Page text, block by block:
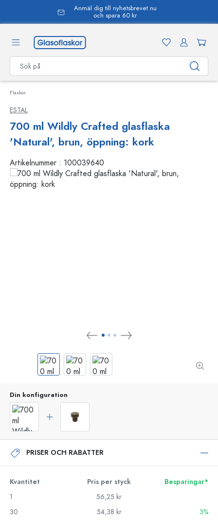
Anmäl dig till nyhetsbrevet nu
och spara 60 kr
Flaskor
ESTAL
700 ml Wildly Crafted glasflaska
'Natural', brun, öppning: kork
Artikelnummer : 100039640
Din konfiguration
PRISER OCH RABATTER
Kvantitet Pris per styck
Besparingar*
1
56,25 kr
30
54,38 kr
3%